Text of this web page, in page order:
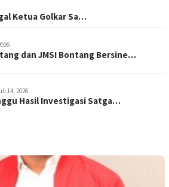
Ketua Golkar Sa…
dan JMSI Bontang Bersine…
14, 2026
Hasil Investigasi Satga…